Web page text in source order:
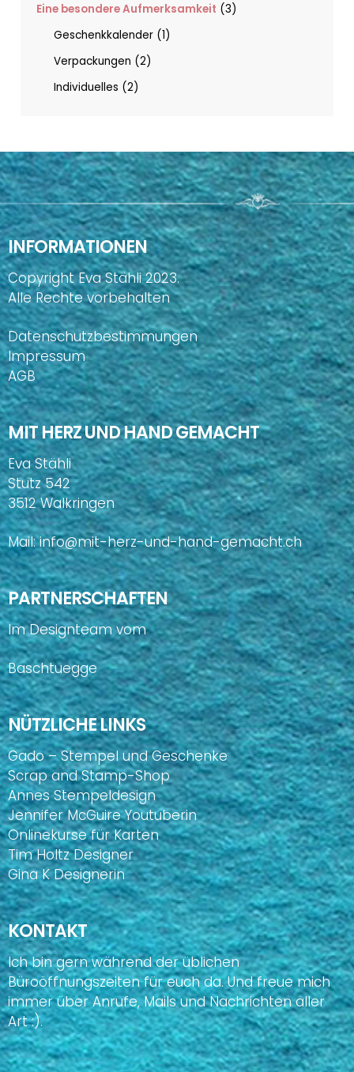
Eine besondere Aufmerksamkeit
3
Geschenkkalender 1
Verpackungen
2
Individuelles
2
INFORMATIONEN
Copyright Eva Stähli 2023.
Alle Rechte vorbehalten
Datenschutzbestimmungen
Impressum
AGB
MIT HERZ UND HAND GEMACHT
Eva Stähli
Stutz 542
3512 Walkringen
Mail:info@mit-herz-und-hand-gemacht.ch
PARTNERSCHAFTEN
Im Designteam vom
Baschtuegge
NÜTZLICHE LINKS
Gado – Stempel und Geschenke
Scrap and Stamp-Shop
Annes Stempeldesign
Jennifer McGuire Youtuberin
Onlinekurse für Karten
Tim Holtz Designer
Gina K Designerin
KONTAKT
Ich bin gern während der üblichen
Büroöffnungszeiten für euch da. Und freue mich
immer über Anrufe, Mails und Nachrichten aller
Art :).